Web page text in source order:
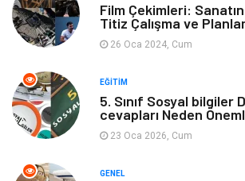
Makine Alışveriş
Keyif ve Hobi
Tatil Yeme
Film Çekimleri:
Titiz Çalışma ve
26 Oca 2024, Cum
EĞITIM
5. Sınıf Sosyal bilgiler
cevapları Neden
23 Oca 2026, Cum
GENEL